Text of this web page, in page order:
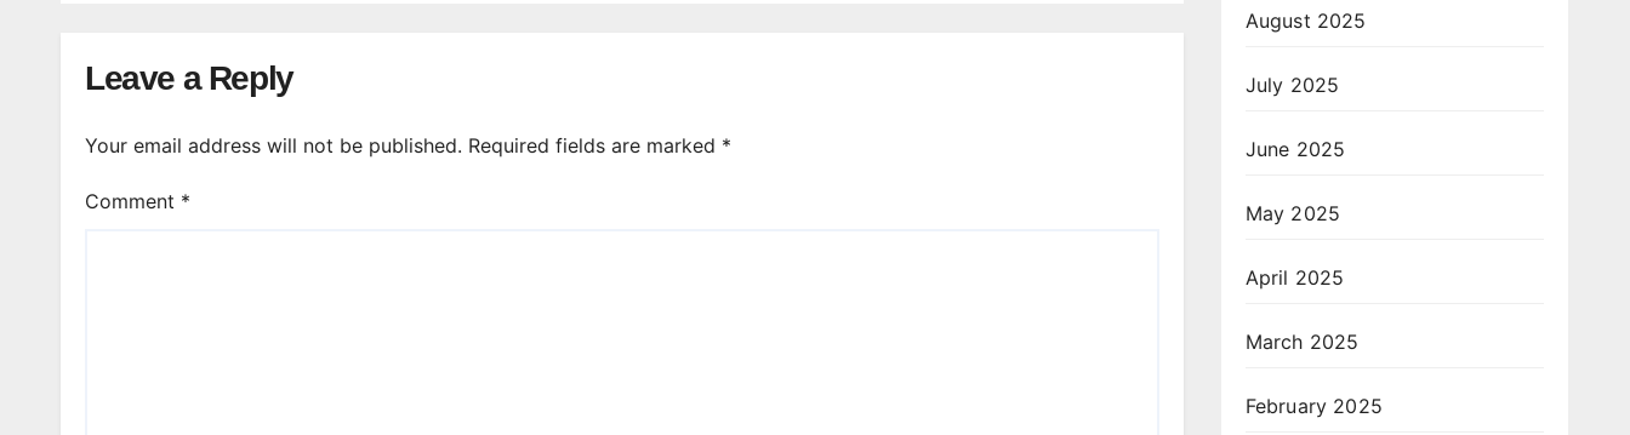
Leave a Reply
Your email address will not be published. Required fields are marked *
Comment *
August 2025
July 2025
June 2025
May 2025
April 2025
March 2025
February 2025